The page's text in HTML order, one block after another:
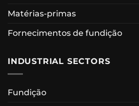
Matérias-primas
Fornecimentos de fundição
INDUSTRIAL SECTORS
Fundição